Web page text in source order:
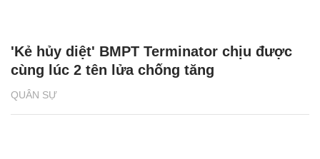
QUÂN SỰ
'Kẻ hủy diệt' BMPT Terminator chịu được
cùng lúc 2 tên lửa chống tăng